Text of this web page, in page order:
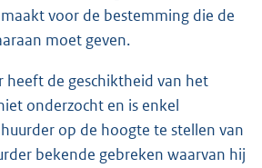
voor de bestemming die de
moet geven.
heeft de geschiktheid van het
onderzocht en is enkel
op de hoogte te stellen van
bekende gebreken waarvan hij